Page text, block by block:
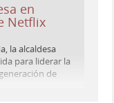
en
Netflix
la alcaldesa
para liderar la
de